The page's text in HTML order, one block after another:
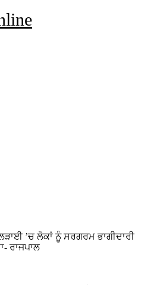
’ਚ ਲੋਕਾਂ ਨੂੰ ਸਰਗਰਮ ਭਾਗੀਦਾਰੀ
ਰਾਜਪਾਲ